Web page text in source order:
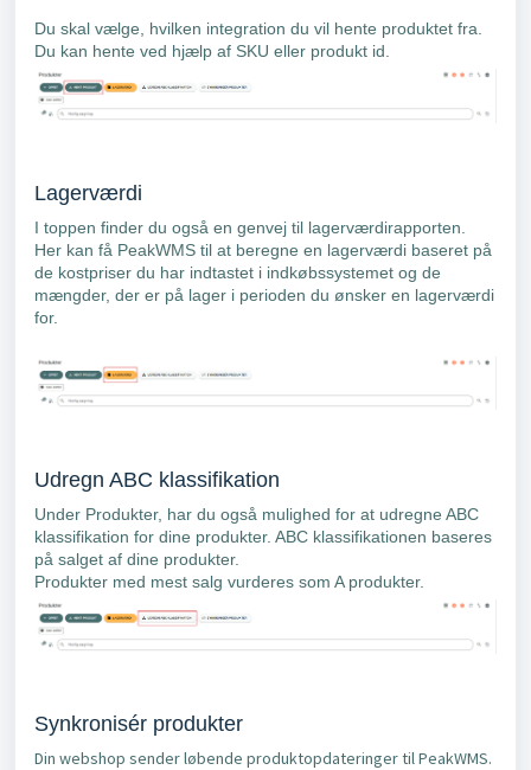
Du skal vælge, hvilken integration du vil hente produktet fra.
Du kan hente ved hjælp af SKU eller produkt id.
Lagerværdi
I toppen finder du også en genvej til lagerværdirapporten.
Her kan få PeakWMS til at beregne en lagerværdi baseret på
de kostpriser du har indtastet i indkøbssystemet og de
mængder, der er på lager i perioden du ønsker en lagerværdi
for.
Udregn ABC klassifikation
Under Produkter, har du også mulighed for at udregne ABC
klassifikation for dine produkter. ABC klassifikationen baseres
på salget af dine produkter.
Produkter med mest salg vurderes som A produkter.
Synkronisér produkter
Din webshop sender løbende produktopdateringer til PeakWMS.